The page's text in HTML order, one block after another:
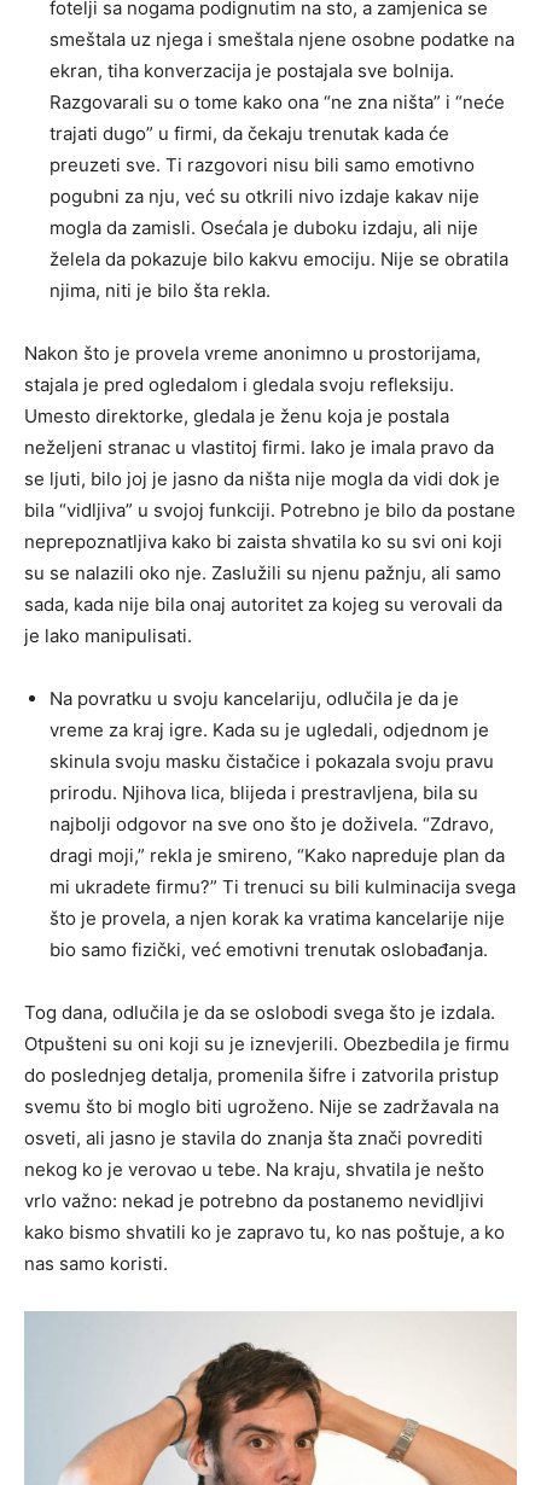
fotelji sa nogama podignutim na sto, a zamjenica se
smeštala uz njega i smeštala njene osobne podatke na
ekran, tiha konverzacija je postajala sve bolnija.
Razgovarali su o tome kako ona “ne zna ništa” i “neće
trajati dugo” u firmi, da čekaju trenutak kada će
preuzeti sve. Ti razgovori nisu bili samo emotivno
pogubni za nju, već su otkrili nivo izdaje kakav nije
mogla da zamisli. Osećala je duboku izdaju, ali nije
želela da pokazuje bilo kakvu emociju. Nije se obratila
njima, niti je bilo šta rekla.
Nakon što je provela vreme anonimno u prostorijama,
stajala je pred ogledalom i gledala svoju refleksiju.
Umesto direktorke, gledala je ženu koja je postala
neželjeni stranac u vlastitoj firmi. Iako je imala pravo da
se ljuti, bilo joj je jasno da ništa nije mogla da vidi dok je
bila “vidljiva” u svojoj funkciji. Potrebno je bilo da postane
neprepoznatljiva kako bi zaista shvatila ko su svi oni koji
su se nalazili oko nje. Zaslužili su njenu pažnju, ali samo
sada, kada nije bila onaj autoritet za kojeg su verovali da
je lako manipulisati.
Na povratku u svoju kancelariju, odlučila je da je
vreme za kraj igre. Kada su je ugledali, odjednom je
skinula svoju masku čistačice i pokazala svoju pravu
prirodu. Njihova lica, blijeda i prestravljena, bila su
najbolji odgovor na sve ono što je doživela. “Zdravo,
dragi moji,” rekla je smireno, “Kako napreduje plan da
mi ukradete firmu?” Ti trenuci su bili kulminacija svega
što je provela, a njen korak ka vratima kancelarije nije
bio samo fizički, već emotivni trenutak oslobađanja.
Tog dana, odlučila je da se oslobodi svega što je izdala.
Otpušteni su oni koji su je iznevjerili. Obezbedila je firmu
do poslednjeg detalja, promenila šifre i zatvorila pristup
svemu što bi moglo biti ugroženo. Nije se zadržavala na
osveti, ali jasno je stavila do znanja šta znači povrediti
nekog ko je verovao u tebe. Na kraju, shvatila je nešto
vrlo važno: nekad je potrebno da postanemo nevidljivi
kako bismo shvatili ko je zapravo tu, ko nas poštuje, a ko
nas samo koristi.